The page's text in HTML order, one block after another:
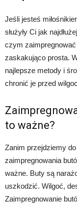
Jeśli jesteś
służyły Ci jak
czym
zaskakująco prosta.
najlepsze metody i
chronić je przed
to ważne?
Zanim przejdziemy
zaimpregnowania
ważne. Buty są
uszkodzić. Wilgoć,
Zaimpregnowanie